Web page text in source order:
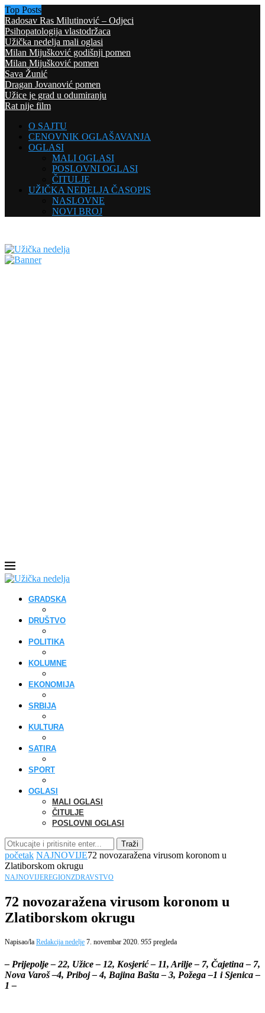
Top Posts
Radosav Ras Milutinović – Odjeci
Psihopatologija vlastodržaca
Užička nedelja mali oglasi
Milan Mijušković godišnji pomen
Milan Mijušković pomen
Sava Žunić
Dragan Jovanović pomen
Užice je grad u odumiranju
Rat nije film
O SAJTU
CENOVNIK OGLAŠAVANJA
OGLASI
MALI OGLASI
POSLOVNI OGLASI
ČITULJE
UŽIČKA NEDELJA ČASOPIS
NASLOVNE
NOVI BROJ
GRADSKA
DRUŠTVO
POLITIKA
KOLUMNE
EKONOMIJA
SRBIJA
KULTURA
SATIRA
SPORT
OGLASI
MALI OGLASI
ČITULJE
POSLOVNI OGLASI
Traži
početak NAJNOVIJE72 novozaražena virusom koronom u
Zlatiborskom okrugu
NAJNOVIJEREGIONZDRAVSTVO
72 novozaražena virusom koronom u
Zlatiborskom okrugu
Napisao/la Redakcija nedelje 7. novembar 2020. 955 pregleda
– Prijepolje – 22, Užice – 12, Kosjerić – 11, Arilje – 7, Čajetina – 7,
Nova Varoš –4, Priboj – 4, Bajina Bašta – 3, Požega –1 i Sjenica –
1 –